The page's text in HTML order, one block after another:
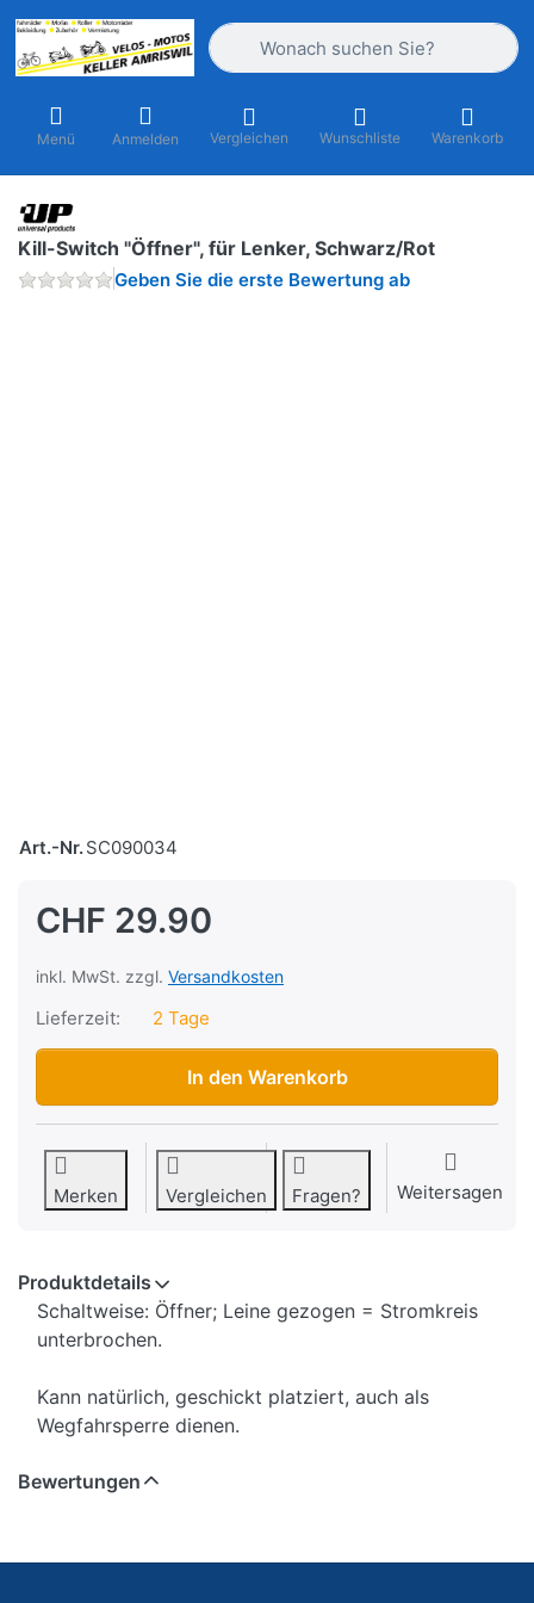
Geben Sie einen Suchbegriff ein.
Menü Anmelden Vergleichen Wunschliste Warenkorb
Kill-Switch "Öffner", für Lenker, Schwarz/Rot
Geben Sie die erste Bewertung ab
Art.-Nr.SC090034
CHF 29.90
inkl. MwSt. zzgl. Versandkosten
Lieferzeit:
2 Tage
Kill-Switch "Öffner", für Lenker, Schwarz/Rot zu CHF
In den Warenkorb
Merken Vergleichen Fragen? Weitersagen
Produktdetails
Schaltweise: Öffner; Leine gezogen = Stromkreis
unterbrochen.
Kann natürlich, geschickt platziert, auch als
Wegfahrsperre dienen.
Bewertungen